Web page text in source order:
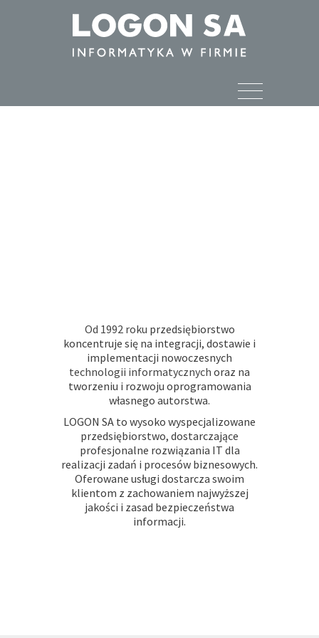
O firmie LOGON
Bydgoszcz
Od 1992 roku przedsiębiorstwo
koncentruje się na integracji, dostawie i
implementacji nowoczesnych
technologii informatycznych oraz na
tworzeniu i rozwoju oprogramowania
własnego autorstwa.
LOGON SA to wysoko wyspecjalizowane
przedsiębiorstwo, dostarczające
profesjonalne rozwiązania IT dla
realizacji zadań i procesów biznesowych.
Oferowane usługi dostarcza swoim
klientom z zachowaniem najwyższej
jakości i zasad bezpieczeństwa
informacji.